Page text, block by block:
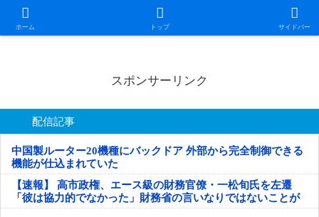
ホーム トップ サイドバー
日本第一！ニュース録
スポンサーリンク
配信記事
中国製ルーター20機種にバックドア 外部から完全制御できる
機能が仕込まれていた
【速報】 高市政権、エース級の財務官僚・一松旬氏を左遷
「彼は協力的でなかった」財務省の言いなりではないことが
判明